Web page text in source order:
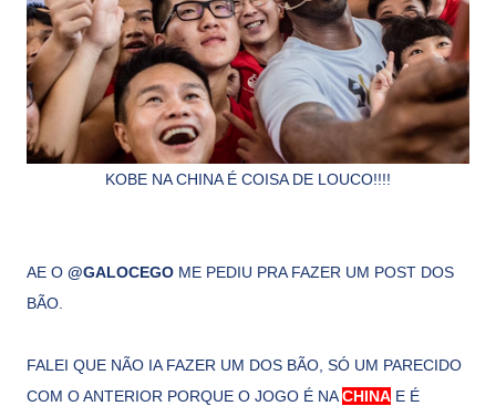
KOBE NA CHINA É COISA DE LOUCO!!!!
AE O @GALOCEGO ME PEDIU PRA FAZER UM POST DOS
BÃO.
FALEI QUE NÃO IA FAZER UM DOS BÃO, SÓ UM PARECIDO
COM O ANTERIOR PORQUE O JOGO É NACHINA E É